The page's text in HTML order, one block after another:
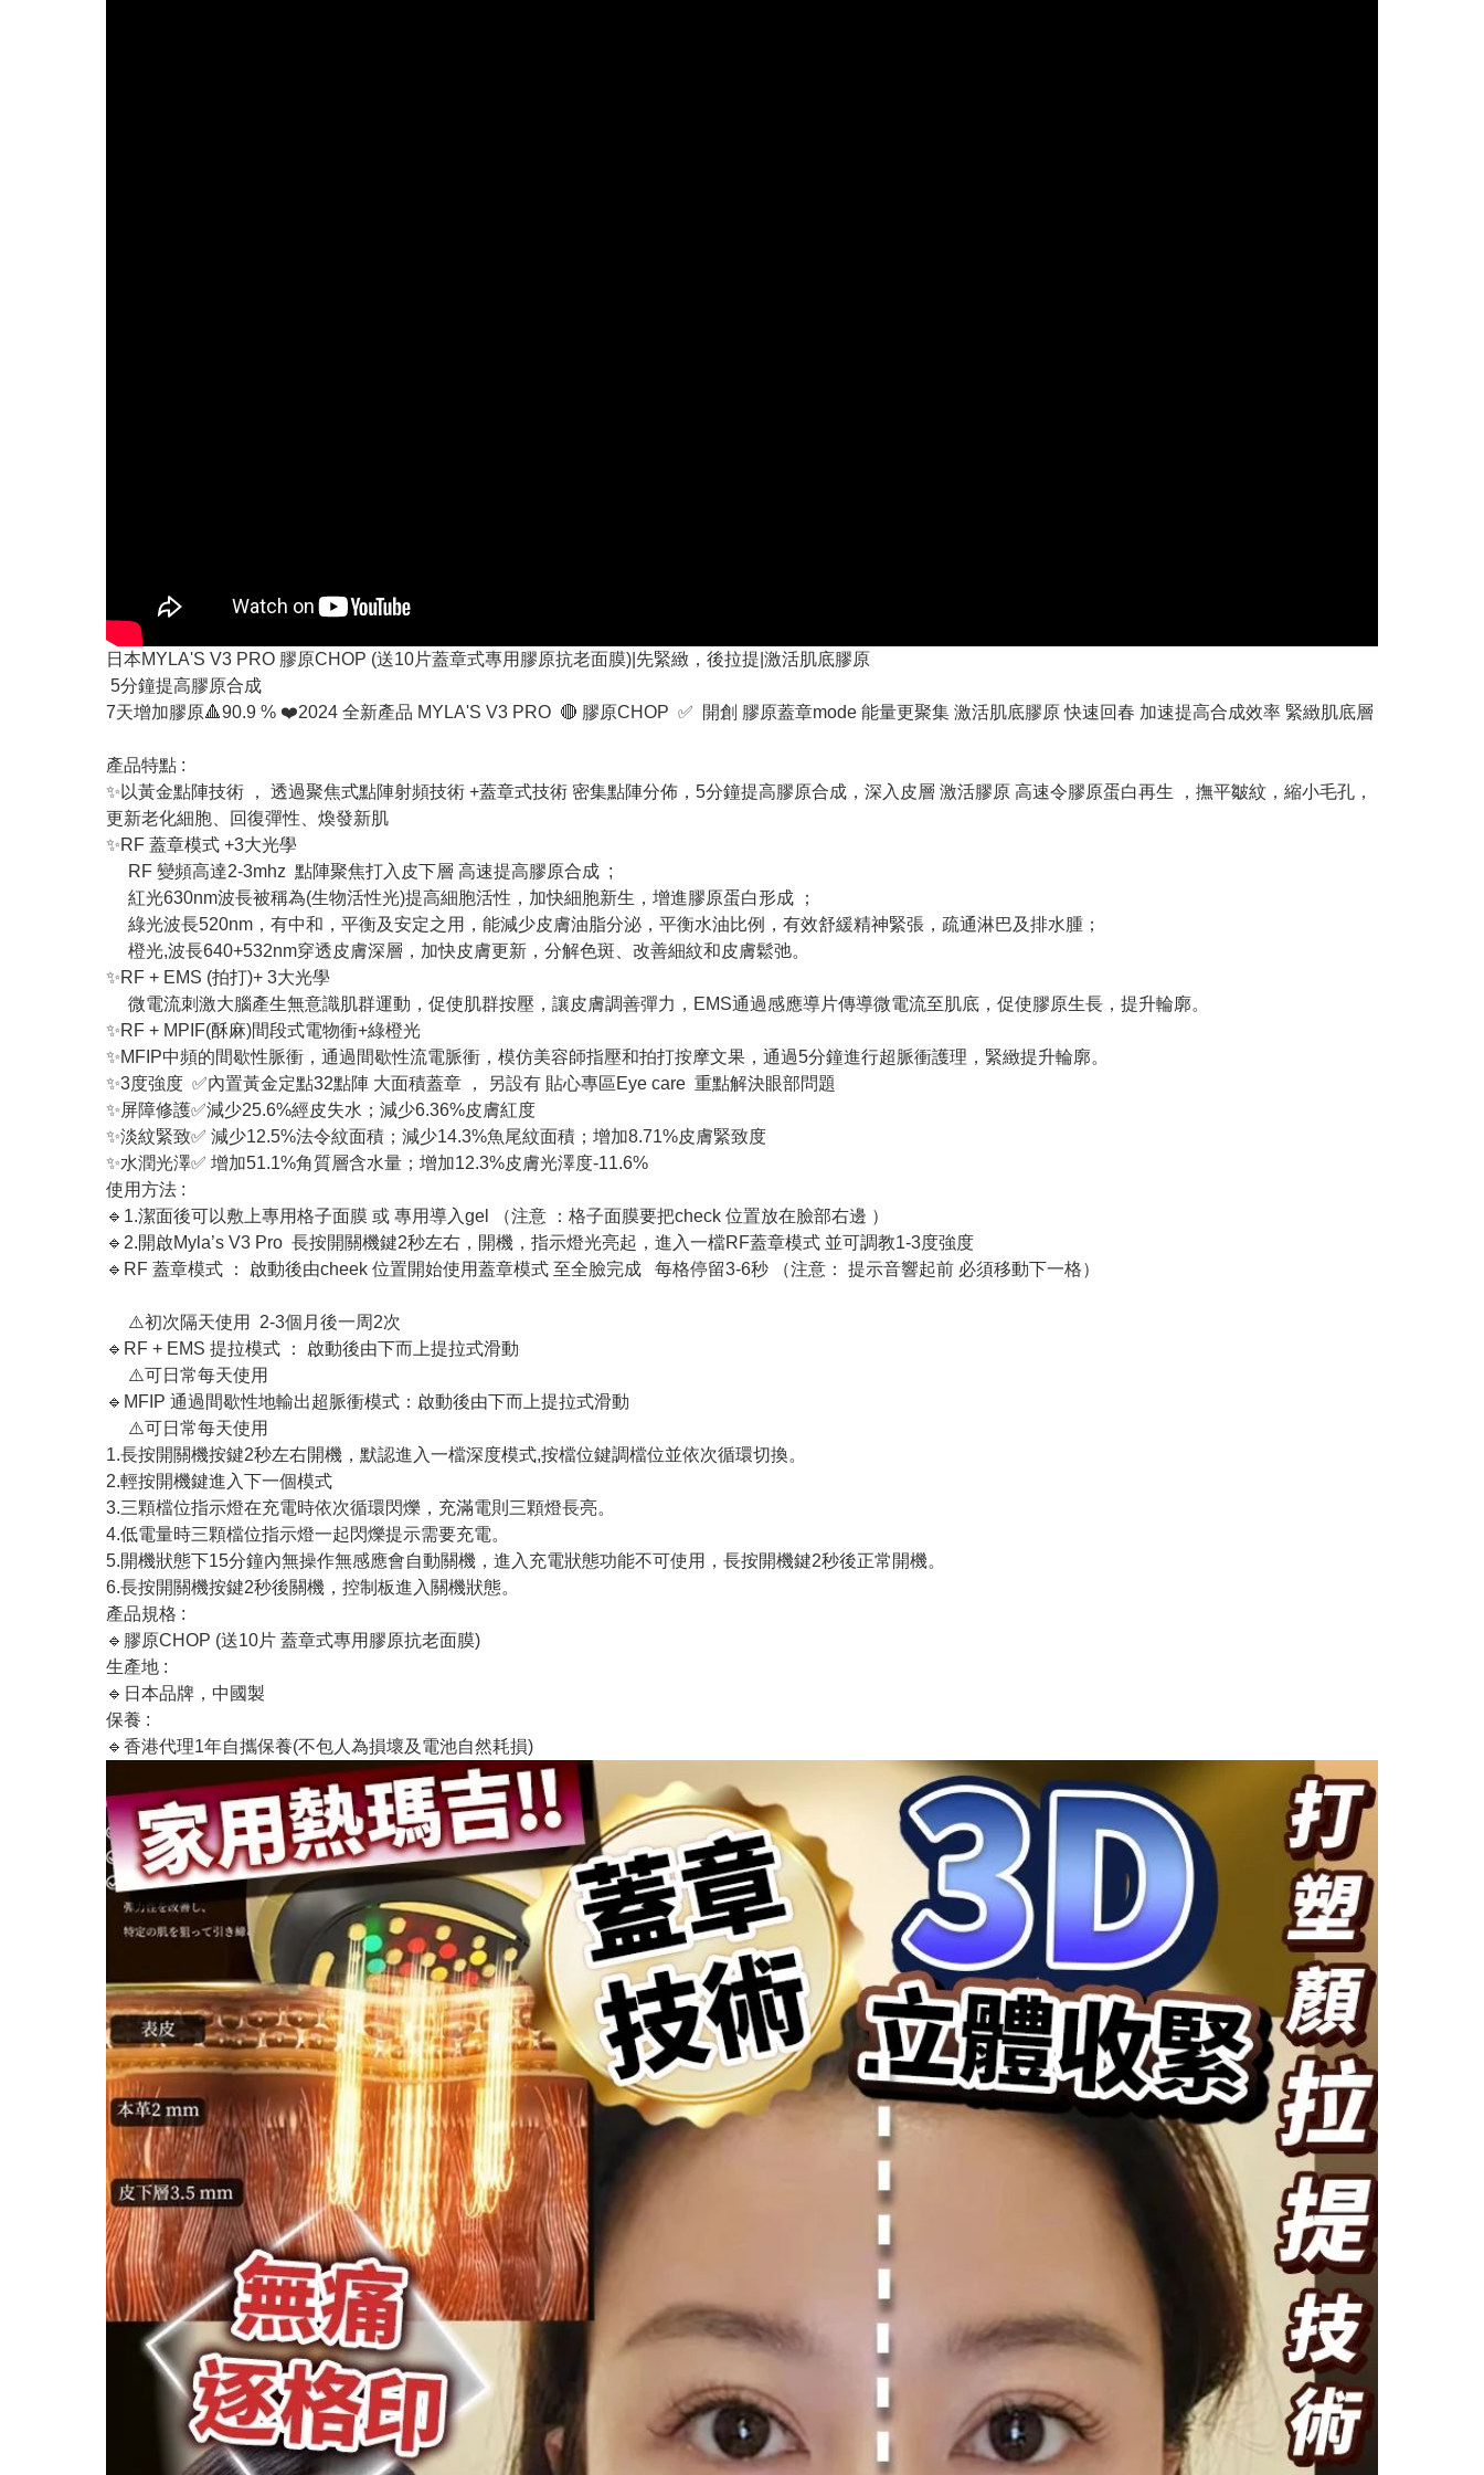
日本MYLA'S V3 PRO 膠原CHOP (送10片蓋章式專用膠原抗老面膜)|先緊緻，後拉提|激活肌底膠原
5分鐘提高膠原合成
7天增加膠原🔺90.9 % ❤️2024 全新產品 MYLA'S V3 PRO 🔴 膠原CHOP ✅ 開創 膠原蓋章mode 能量更聚集 激活肌底膠原 快速回春 加速提高合成效率 緊緻肌底層
產品特點 :
✨以黃金點陣技術 ， 透過聚焦式點陣射頻技術 +蓋章式技術 密集點陣分佈，5分鐘提高膠原合成，深入皮層 激活膠原 高速令膠原蛋白再生 ，撫平皺紋，縮小毛孔，
更新老化細胞、回復彈性、煥發新肌
✨RF 蓋章模式 +3大光學
RF 變頻高達2-3mhz 點陣聚焦打入皮下層 高速提高膠原合成 ;
紅光630nm波長被稱為(生物活性光)提高細胞活性，加快細胞新生，增進膠原蛋白形成 ；
綠光波長520nm，有中和，平衡及安定之用，能減少皮膚油脂分泌，平衡水油比例，有效舒緩精神緊張，疏通淋巴及排水腫；
橙光,波長640+532nm穿透皮膚深層，加快皮膚更新，分解色斑、改善細紋和皮膚鬆弛。
✨RF + EMS (拍打)+ 3大光學
微電流刺激大腦產生無意識肌群運動，促使肌群按壓，讓皮膚調善彈力，EMS通過感應導片傳導微電流至肌底，促使膠原生長，提升輪廓。
✨RF + MPIF(酥麻)間段式電物衝+綠橙光
✨MFIP中頻的間歇性脈衝，通過間歇性流電脈衝，模仿美容師指壓和拍打按摩文果，通過5分鐘進行超脈衝護理，緊緻提升輪廓。
✨3度強度 ✅內置黃金定點32點陣 大面積蓋章 ， 另設有 貼心專區Eye care 重點解決眼部問題
✨屏障修護✅減少25.6%經皮失水；減少6.36%皮膚紅度
✨淡紋緊致✅ 減少12.5%法令紋面積；減少14.3%魚尾紋面積；增加8.71%皮膚緊致度
✨水潤光澤✅ 增加51.1%角質層含水量；增加12.3%皮膚光澤度-11.6%
使用方法 :
🔹1.潔面後可以敷上專用格子面膜 或 專用導入gel （注意 ：格子面膜要把check 位置放在臉部右邊 ）
🔹2.開啟Myla’s V3 Pro 長按開關機鍵2秒左右，開機，指示燈光亮起，進入一檔RF蓋章模式 並可調教1-3度強度
🔹RF 蓋章模式 ： 啟動後由cheek 位置開始使用蓋章模式 至全臉完成 每格停留3-6秒 （注意： 提示音響起前 必須移動下一格）
⚠️初次隔天使用 2-3個月後一周2次
🔹RF + EMS 提拉模式 ： 啟動後由下而上提拉式滑動
⚠️可日常每天使用
🔹MFIP 通過間歇性地輸出超脈衝模式：啟動後由下而上提拉式滑動
⚠️可日常每天使用
1.長按開關機按鍵2秒左右開機，默認進入一檔深度模式,按檔位鍵調檔位並依次循環切換。
2.輕按開機鍵進入下一個模式
3.三顆檔位指示燈在充電時依次循環閃爍，充滿電則三顆燈長亮。
4.低電量時三顆檔位指示燈一起閃爍提示需要充電。
5.開機狀態下15分鐘內無操作無感應會自動關機，進入充電狀態功能不可使用，長按開機鍵2秒後正常開機。
6.長按開關機按鍵2秒後關機，控制板進入關機狀態。
產品規格 :
🔹膠原CHOP (送10片 蓋章式專用膠原抗老面膜)
生產地 :
🔹日本品牌，中國製
保養 :
🔹香港代理1年自攜保養(不包人為損壞及電池自然耗損)